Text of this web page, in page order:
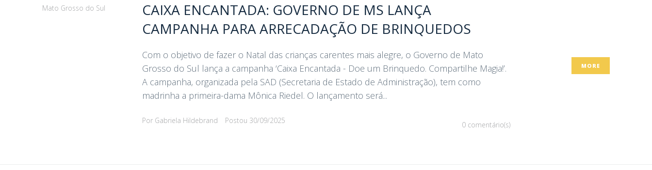
Mato Grosso do Sul
CAIXA ENCANTADA: GOVERNO DE MS LANÇA
CAMPANHA PARA ARRECADAÇÃO DE BRINQUEDOS
Com o objetivo de fazer o Natal das crianças carentes mais alegre, o Governo de Mato
Grosso do Sul lança a campanha ‘Caixa Encantada - Doe um Brinquedo. Compartilhe Magia!’.
A campanha, organizada pela SAD (Secretaria de Estado de Administração), tem como
madrinha a primeira-dama Mônica Riedel. O lançamento será...
Por Gabriela Hildebrand Postou 30/09/2025 0 comentário(s)
MORE